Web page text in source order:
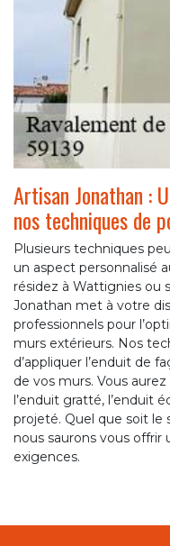
Artisan Jonathan :
nos techniques de
Plusieurs techniques
un aspect personnalisé
résidez à Wattignies ou
Jonathan met à votre
professionnels pour
murs extérieurs. Nos
d’appliquer l’enduit de
de vos murs. Vous
l’enduit gratté, l’enduit
projeté. Quel que soit le
nous saurons vous offrir
exigences.